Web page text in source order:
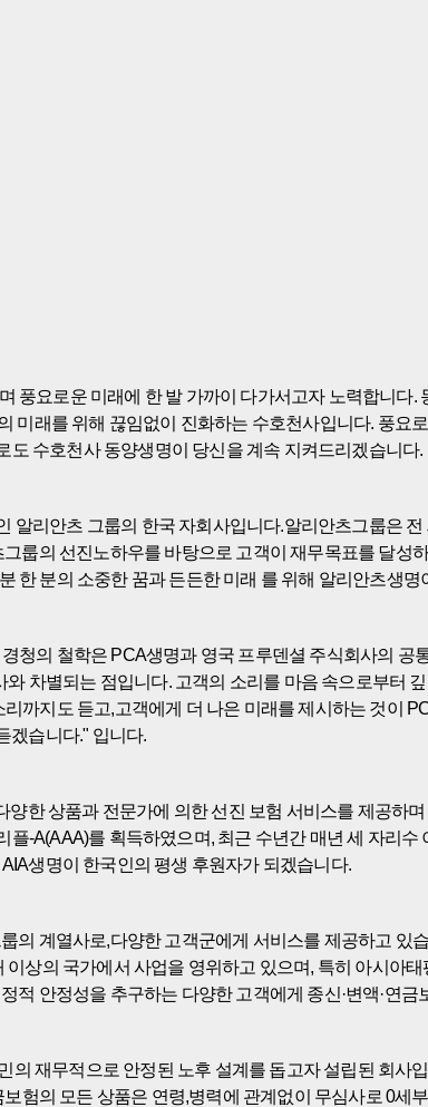
풍요로운 미래에 한 발 가까이 다가서고자 노력합니다
미래를 위해 끊임없이 진화하는 수호천사입니다. 풍요
수호천사 동양생명이 당신을 계속 지켜드리겠습니다.
리안츠 그룹의 한국 자회사입니다.알리안츠그룹은
룹의 선진노하우를 바탕으로 고객이 재무목표를 달성
한 분의 소중한 꿈과 든든한 미래 를 위해 알리안츠생
청의 철학은 PCA생명과 영국 프루덴셜 주식회사의
차별되는 점입니다. 고객의 소리를 마음 속으로부터
까지도 듣고,고객에게 더 나은 미래를 제시하는 것이
겠습니다." 입니다.
한 상품과 전문가에 의한 선진 보험 서비스를 제공하
-A(AAA)를 획득하였으며, 최근 수년간 매년 세 자리
생명이 한국인의 평생 후원자가 되겠습니다.
의 계열사로,다양한 고객군에게 서비스를 제공하고 있
상의 국가에서 사업을 영위하고 있으며, 특히 아시아
적 안정성을 추구하는 다양한 고객에게 종신·변액·연
의 재무적으로 안정된 노후 설계를 돕고자 설립된 회
험의 모든 상품은 연령,병력에 관계없이 무심사로 0